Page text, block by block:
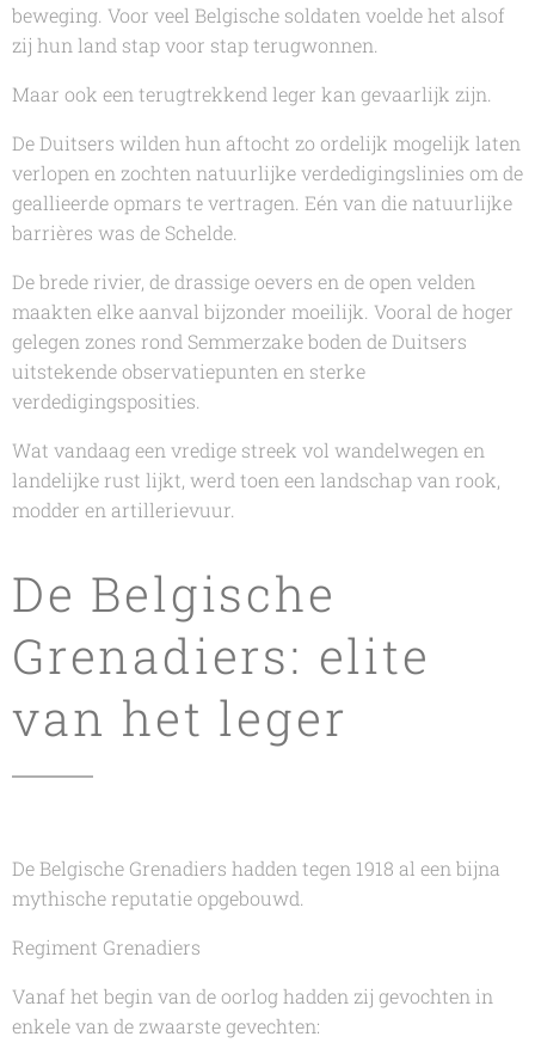
beweging. Voor veel Belgische soldaten voelde het alsof
zij hun land stap voor stap terugwonnen.
Maar ook een terugtrekkend leger kan gevaarlijk zijn.
De Duitsers wilden hun aftocht zo ordelijk mogelijk laten
verlopen en zochten natuurlijke verdedigingslinies om de
geallieerde opmars te vertragen. Eén van die natuurlijke
barrières was de Schelde.
De brede rivier, de drassige oevers en de open velden
maakten elke aanval bijzonder moeilijk. Vooral de hoger
gelegen zones rond Semmerzake boden de Duitsers
uitstekende observatiepunten en sterke
verdedigingsposities.
Wat vandaag een vredige streek vol wandelwegen en
landelijke rust lijkt, werd toen een landschap van rook,
modder en artillerievuur.
De Belgische
Grenadiers: elite
van het leger
De Belgische Grenadiers hadden tegen 1918 al een bijna
mythische reputatie opgebouwd.
Regiment Grenadiers
Vanaf het begin van de oorlog hadden zij gevochten in
enkele van de zwaarste gevechten: